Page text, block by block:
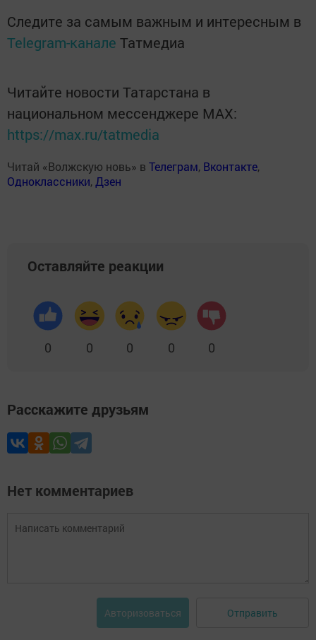
Следите за самым важным и интересным в
Telegram-канале Татмедиа
Читайте новости Татарстана в
национальном мессенджере MАХ:
https://max.ru/tatmedia
Читай «Волжскую новь» в Телеграм, Вконтакте,
Одноклассники,Дзен
Оставляйте реакции
0 0 0 0 0
Расскажите друзьям
Нет комментариев
Авторизоваться Отправить